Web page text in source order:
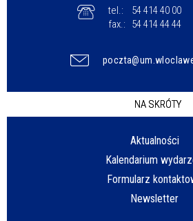
tel.:
54 414 40 00
fax.:
54 414 44 44
NA SKRÓTY
Aktualności
Kalendarium
Formularz
Newsletter